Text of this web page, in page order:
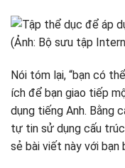
Nói tóm lại, “bạn có
ích để bạn giao tiếp
dụng tiếng Anh. Bằng
tự tin sử dụng cấu
sẻ bài viết này với bạn